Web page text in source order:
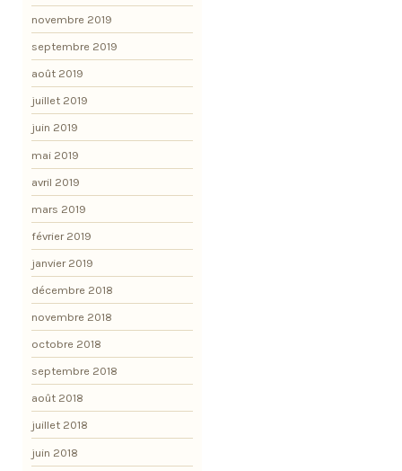
novembre 2019
septembre 2019
août 2019
juillet 2019
juin 2019
mai 2019
avril 2019
mars 2019
février 2019
janvier 2019
décembre 2018
novembre 2018
octobre 2018
septembre 2018
août 2018
juillet 2018
juin 2018